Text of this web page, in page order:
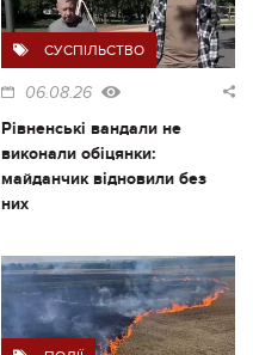
СУСПІЛЬСТВО
06.08.26
Рівненські вандали не
виконали обіцянки:
майданчик відновили без
них